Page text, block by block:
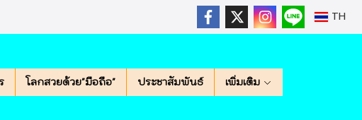
TH
โลกสวยด้วย"มือถือ" ประชาสัมพันธ์ เพิ่มเติม